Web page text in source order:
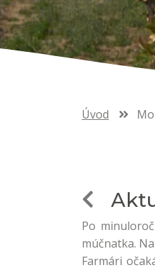
Úvod
Po
múčnatka.
Farmári